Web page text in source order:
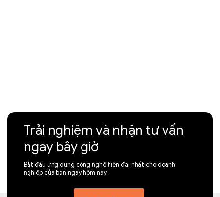
Trải nghiệm và nhận tư vấn
ngay bây giờ
Bắt đầu ứng dụng công nghệ hiện đại nhất cho doanh
nghiệp của bạn ngay hôm nay.